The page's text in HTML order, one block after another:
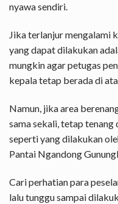
nyawa sendiri.
Jika terlanjur mengalami
yang dapat dilakukan
mungkin agar petugas
kepala tetap berada di
Namun, jika area
sama sekali, tetap
seperti yang dilakukan
Pantai Ngandong
Cari perhatian para
lalu tunggu sampai